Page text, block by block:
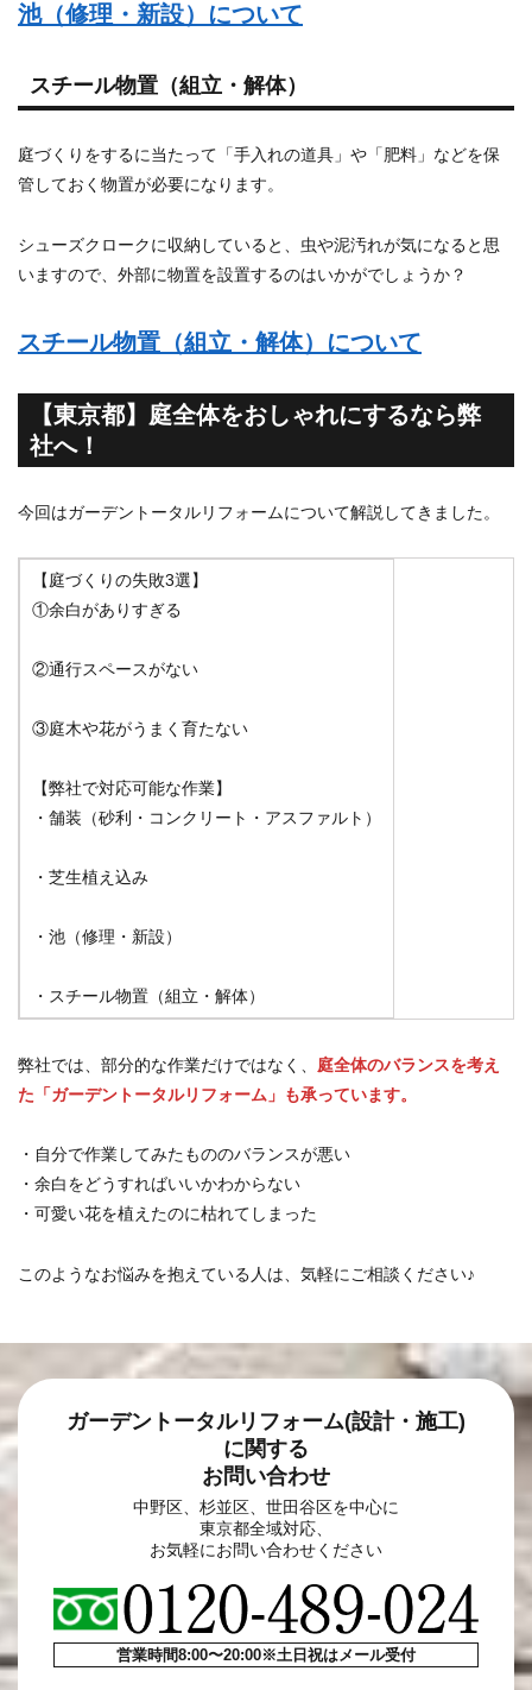
池（修理・新設）について
スチール物置（組立・解体）
庭づくりをするに当たって「手入れの道具」や「肥料」などを保
管しておく物置が必要になります。
シューズクロークに収納していると、虫や泥汚れが気になると思
いますので、外部に物置を設置するのはいかがでしょうか？
スチール物置（組立・解体）について
【東京都】庭全体をおしゃれにするなら弊
社へ！
今回はガーデントータルリフォームについて解説してきました。
【庭づくりの失敗3選】
①余白がありすぎる
②通行スペースがない
③庭木や花がうまく育たない
【弊社で対応可能な作業】
・舗装（砂利・コンクリート・アスファルト）
・芝生植え込み
・池（修理・新設）
・スチール物置（組立・解体）
弊社では、部分的な作業だけではなく、 庭全体のバランスを考え
た「ガーデントータルリフォーム」も承っています。
・自分で作業してみたもののバランスが悪い
・余白をどうすればいいかわからない
・可愛い花を植えたのに枯れてしまった
このようなお悩みを抱えている人は、気軽にご相談ください♪
ガーデントータルリフォーム(設計・施工)
に関する
お問い合わせ
中野区、杉並区、世田谷区を中心に
東京都全域対応、
お気軽にお問い合わせください
営業時間8:00〜20:00※土日祝はメール受付